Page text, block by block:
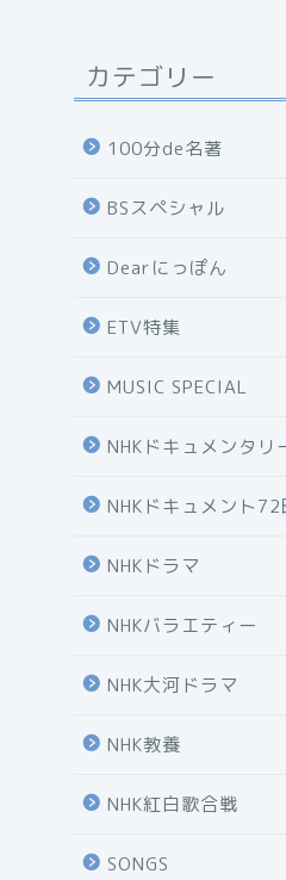
カテゴリー
100分de名著
BSスペシャル
Dearにっぽん
ETV特集
MUSIC SPECIAL
NHKドキュメンタリ
NHKドキュメント72
NHKドラマ
NHKバラエティー
NHK大河ドラマ
NHK教養
NHK紅白歌合戦
SONGS